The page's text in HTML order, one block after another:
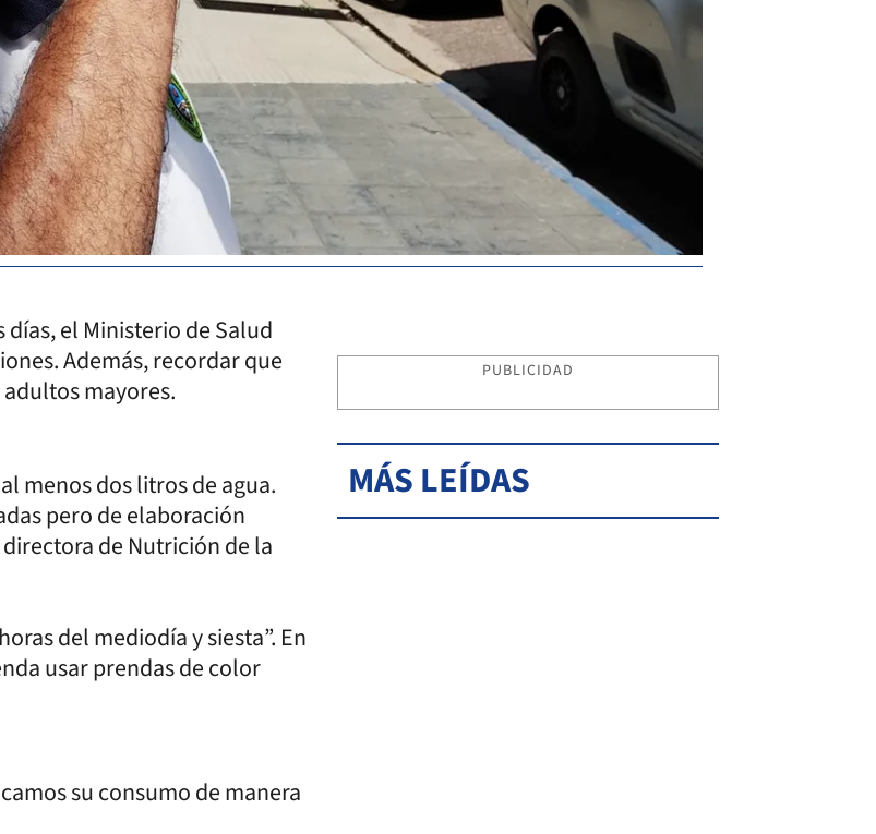
el Ministerio de Salud
Además, recordar que
mayores.
menos dos litros de agua.
pero de elaboración
de Nutrición de la
del mediodía y siesta”. En
usar prendas de color
su consumo de manera
PUBLICIDAD
MÁS LEÍDAS